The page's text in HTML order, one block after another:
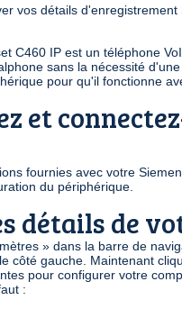
vos détails d'enregistrement
C460 IP est un téléphone
sans la nécessité
pour qu'il fonctionne
et
fournies avec votre
du périphérique.
détails de
» dans la barre de
côté gauche. Maintenant
pour configurer votre
: